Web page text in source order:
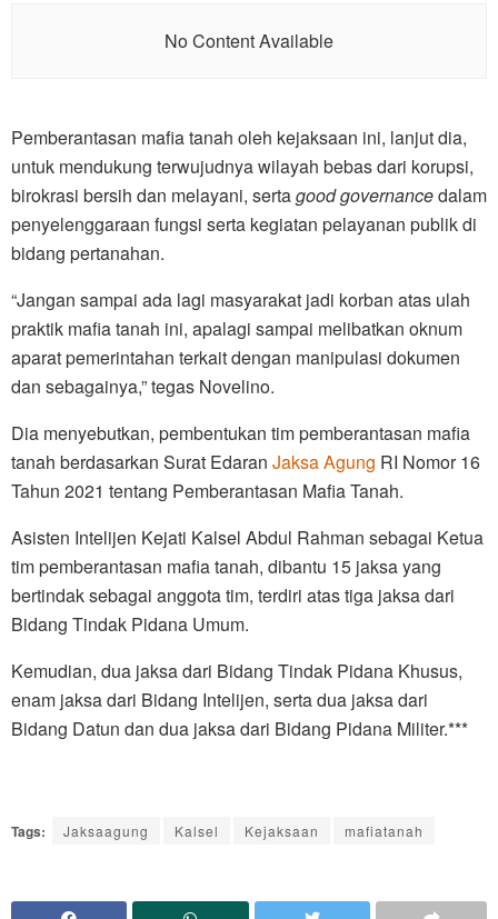
No Content Available
Pemberantasan mafia tanah oleh kejaksaan ini, lanjut dia,
untuk mendukung terwujudnya wilayah bebas dari korupsi,
birokrasi bersih dan melayani, sertagood governancedalam
penyelenggaraan fungsi serta kegiatan pelayanan publik di
bidang pertanahan.
“Jangan sampai ada lagi masyarakat jadi korban atas ulah
praktik mafia tanah ini, apalagi sampai melibatkan oknum
aparat pemerintahan terkait dengan manipulasi dokumen
dan sebagainya,” tegas Novelino.
Dia menyebutkan, pembentukan tim pemberantasan mafia
tanah berdasarkan Surat Edaran Jaksa Agung RI Nomor 16
Tahun 2021 tentang Pemberantasan Mafia Tanah.
Asisten Intelijen Kejati Kalsel Abdul Rahman sebagai Ketua
tim pemberantasan mafia tanah, dibantu 15 jaksa yang
bertindak sebagai anggota tim, terdiri atas tiga jaksa dari
Bidang Tindak Pidana Umum.
Kemudian, dua jaksa dari Bidang Tindak Pidana Khusus,
enam jaksa dari Bidang Intelijen, serta dua jaksa dari
Bidang Datun dan dua jaksa dari Bidang Pidana Militer.***
Tags: Jaksaagung Kalsel Kejaksaan mafiatanah